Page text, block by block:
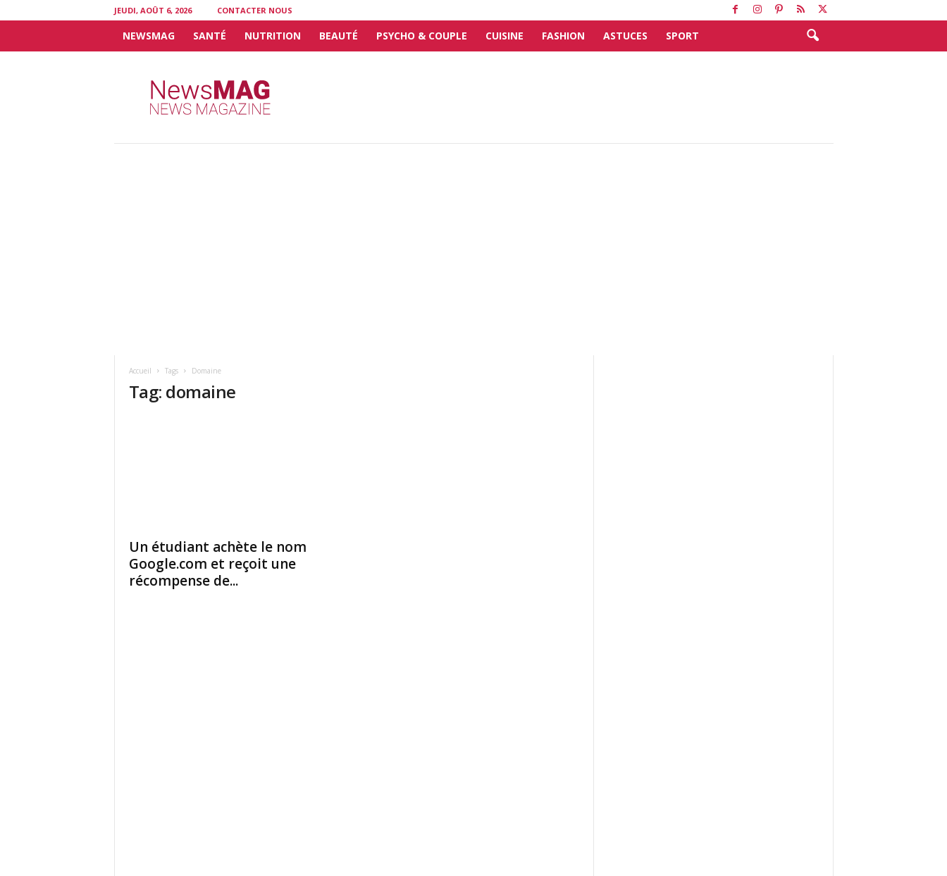
JEUDI, AOÛT 6, 2026 CONTACTER NOUS
NEWSMAG SANTÉ NUTRITION BEAUTÉ PSYCHO & COUPLE CUISINE FASHION ASTUCES SPORT
Accueil Tags Domaine
Tag: domaine
Un étudiant achète le nom
Google.com et reçoit une
récompense de...